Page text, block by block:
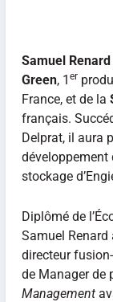
Samuel Renard
Green, 1 er
France, et de la
français.
Delprat, il aura
développement
stockage
Diplômé de
Samuel Renard
directeur
de Manager de
Management